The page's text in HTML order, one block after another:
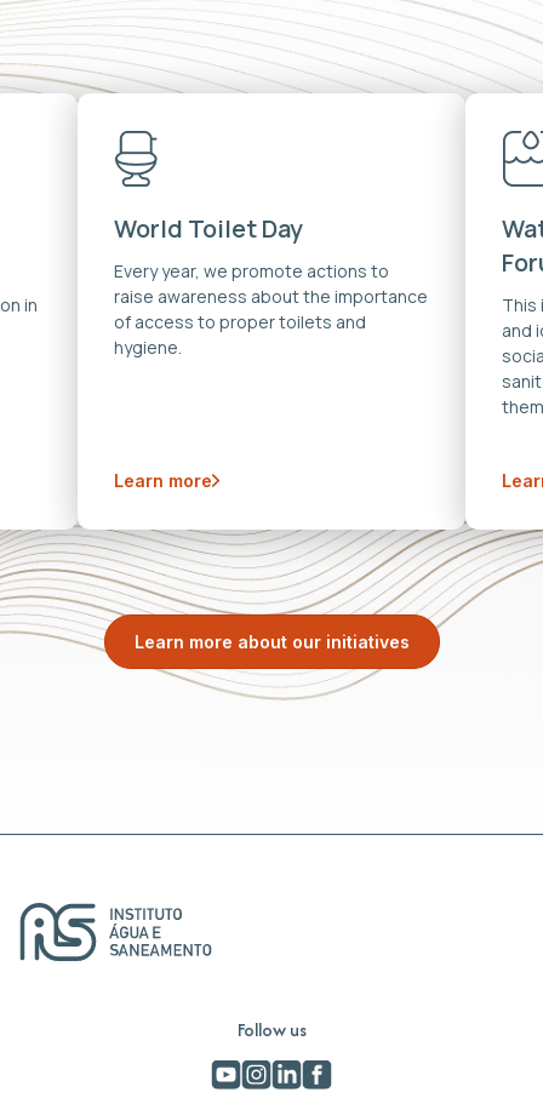
in
World Toilet Day
Every year, we promote actions to
raise awareness about the importance
of access to proper toilets and
hygiene.
Learn more
This
and
Learn more about our initiatives
Follow us